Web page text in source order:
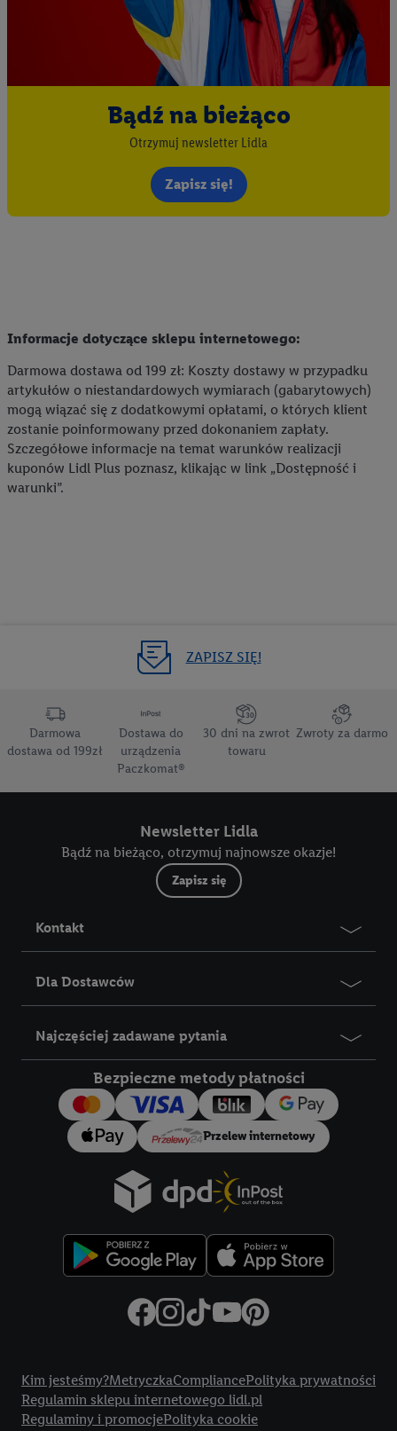
Bądź na bieżąco
Otrzymuj newsletter Lidla
Zapisz się!
Informacje dotyczące sklepu internetowego:
Darmowa dostawa od 199 zł: Koszty dostawy w przypadku
artykułów o niestandardowych wymiarach (gabarytowych)
mogą wiązać się z dodatkowymi opłatami, o których klient
zostanie poinformowany przed dokonaniem zapłaty.
Szczegółowe informacje na temat warunków realizacji
kuponów Lidl Plus poznasz, klikając w link „Dostępność i
warunki”.
ZAPISZ SIĘ!
Darmowa
dostawa od 199zł
Dostawa do
urządzenia
Paczkomat®
30 dni na zwrot
towaru
Zwroty za darmo
Newsletter Lidla
Bądź na bieżąco, otrzymuj najnowsze okazje!
Zapisz się
Kontakt
Dla Dostawców
Najczęściej zadawane pytania
Bezpieczne metody płatności
Przelew internetowy
Kim jesteśmy?MetryczkaCompliancePolityka prywatności
Regulamin sklepu internetowego lidl.pl
Regulaminy i promocjePolityka cookie